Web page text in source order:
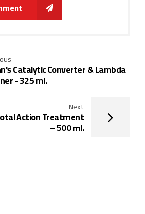
Catalytic Converter & Lambda
- 325 ml.
Next
Action Treatment
– 500 ml.